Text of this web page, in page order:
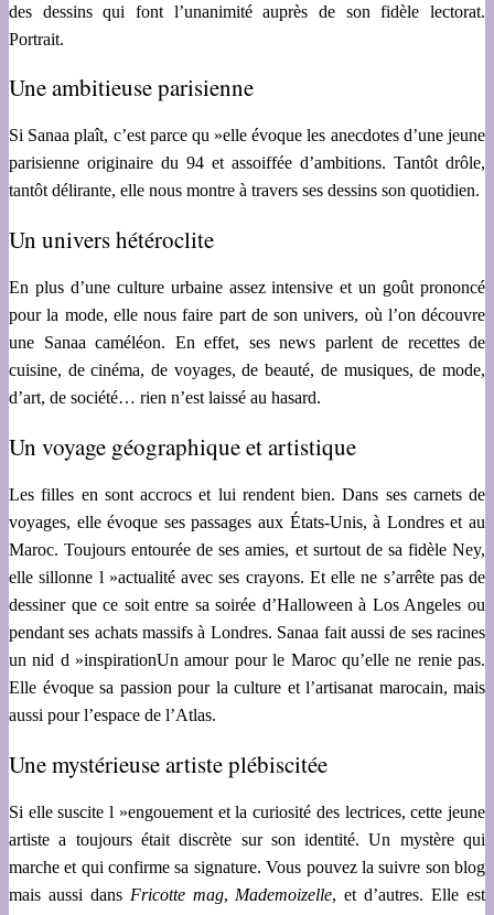
des dessins qui font l’unanimité auprès de son fidèle lectorat.
Portrait.
Une ambitieuse parisienne
Si Sanaa plaît, c’est parce qu »elle évoque les anecdotes d’une jeune
parisienne originaire du 94 et assoiffée d’ambitions. Tantôt drôle,
tantôt délirante, elle nous montre à travers ses dessins son quotidien.
Un univers hétéroclite
En plus d’une culture urbaine assez intensive et un goût prononcé
pour la mode, elle nous faire part de son univers, où l’on découvre
une Sanaa caméléon. En effet, ses news parlent de recettes de
cuisine, de cinéma, de voyages, de beauté, de musiques, de mode,
d’art, de société… rien n’est laissé au hasard.
Un voyage géographique et artistique
Les filles en sont accrocs et lui rendent bien. Dans ses carnets de
voyages, elle évoque ses passages aux États-Unis, à Londres et au
Maroc. Toujours entourée de ses amies, et surtout de sa fidèle Ney,
elle sillonne l »actualité avec ses crayons. Et elle ne s’arrête pas de
dessiner que ce soit entre sa soirée d’Halloween à Los Angeles ou
pendant ses achats massifs à Londres. Sanaa fait aussi de ses racines
un nid d »inspirationUn amour pour le Maroc qu’elle ne renie pas.
Elle évoque sa passion pour la culture et l’artisanat marocain, mais
aussi pour l’espace de l’Atlas.
Une mystérieuse artiste plébiscitée
Si elle suscite l »engouement et la curiosité des lectrices, cette jeune
artiste a toujours était discrète sur son identité. Un mystère qui
marche et qui confirme sa signature. Vous pouvez la suivre son blog
mais aussi dans Fricotte mag, Mademoizelle, et d’autres. Elle est